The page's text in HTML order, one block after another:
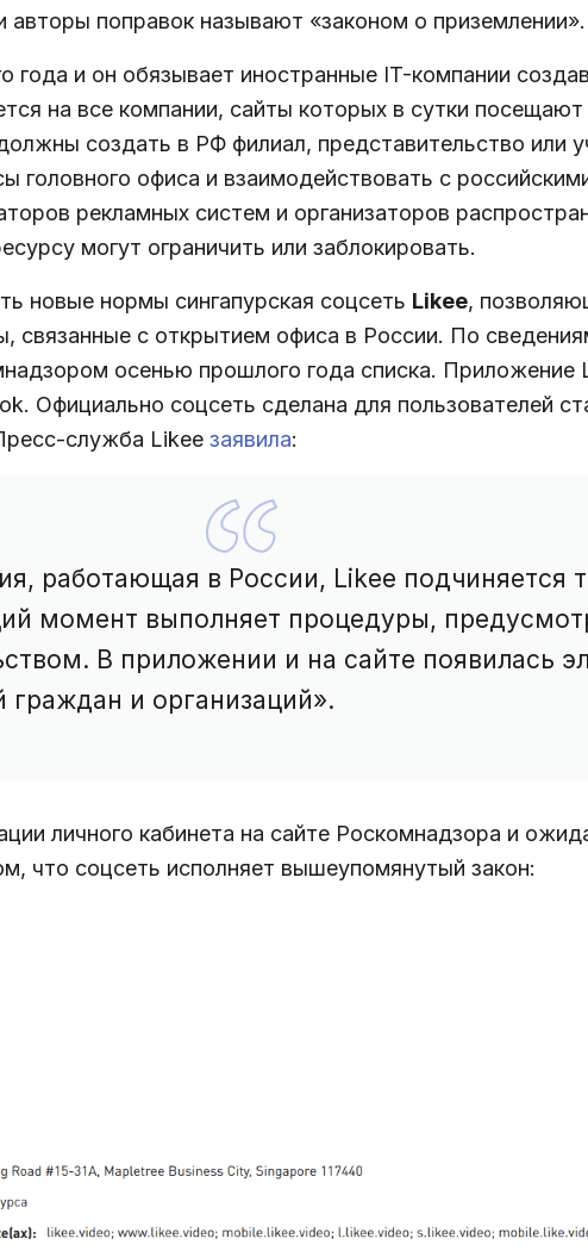
поправок называют «законом о приземлении».
года и он обязывает иностранные IT-компании
на все компании, сайты которых в сутки
создать в РФ филиал, представительство или
головного офиса и взаимодействовать с
рекламных систем и организаторов
могут ограничить или заблокировать.
новые нормы сингапурская соцсеть Likee,
связанные с открытием офиса в России. По
осенью прошлого года списка.
Официально соцсеть сделана для пользователей
служба Likee заявила:
работающая в России, Likee подчиняется
момент выполняет процедуры,
В приложении и на сайте появилась
и организаций».
личного кабинета на сайте Роскомнадзора и
что соцсеть исполняет вышеупомянутый закон: